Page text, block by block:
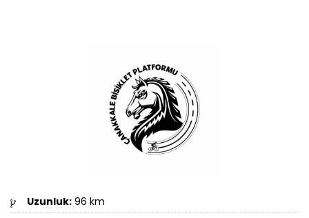
Uzunluk: 96 km